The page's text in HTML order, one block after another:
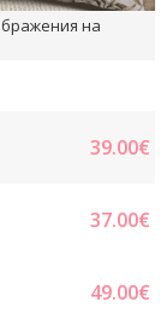
на
39.00€
37.00€
49.00€